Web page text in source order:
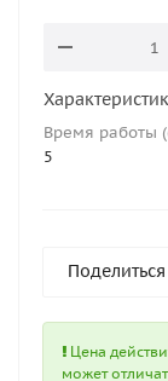
Время работы
5
Поделиться
Цена
может